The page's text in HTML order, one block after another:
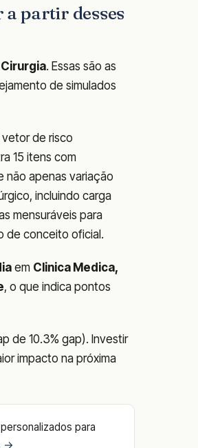
a partir desses
Cirurgia. Essas são as
de simulados
vetor de risco
15 itens com
não apenas variação
incluindo carga
mensuráveis para
de conceito oficial.
em Clinica Medica,
, o que indica pontos
de 10.3% gap). Investir
impacto na próxima
para
→